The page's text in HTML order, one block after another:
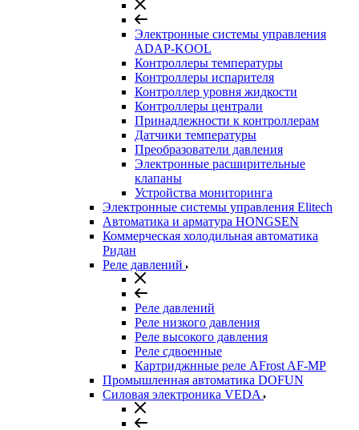
Электронные системы управления
ADAP-KOOL
Контроллеры температуры
Контроллеры испарителя
Контроллер уровня жидкости
Контроллеры централи
Принадлежности к контроллерам
Датчики температуры
Преобразователи давления
Электронные расширительные
клапаны
Устройства мониторинга
Электронные системы управления Elitech
Автоматика и арматура HONGSEN
Коммерческая холодильная автоматика
Ридан
Реле давлений
Реле давлений
Реле низкого давления
Реле высокого давления
Реле сдвоенные
Картриджнные реле AFrost AF-MP
Промышленная автоматика DOFUN
Силовая электроника VEDA